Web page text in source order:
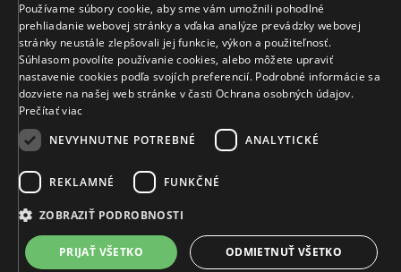
3 124 €
Vyrobíme a doručíme do 21 dní
VIAC INFO
Naše klenotníctva
Sídlo spoločnosti
© MIKUŠ DIAMONDS, A.S. 2026. VŠETKY PRÁVA VYHRADENÉ.
Používame súbory cookie, aby sme vám umožnili pohodlné
prehliadanie webovej stránky a vďaka analýze prevádzky webovej
stránky neustále zlepšovali jej funkcie, výkon a použiteľnosť.
Súhlasom povolíte používanie cookies, alebo môžete upraviť
nastavenie cookies podľa svojích preferencií. Podrobné informácie sa
dozviete na našej web stránke v časti Ochrana osobných údajov.
Prečítať viac
NEVYHNUTNE POTREBNÉ
ANALYTICKÉ
REKLAMNÉ FUNKČNÉ
ZOBRAZIŤ PODROBNOSTI
PRIJAŤ VŠETKO ODMIETNUŤ VŠETKO